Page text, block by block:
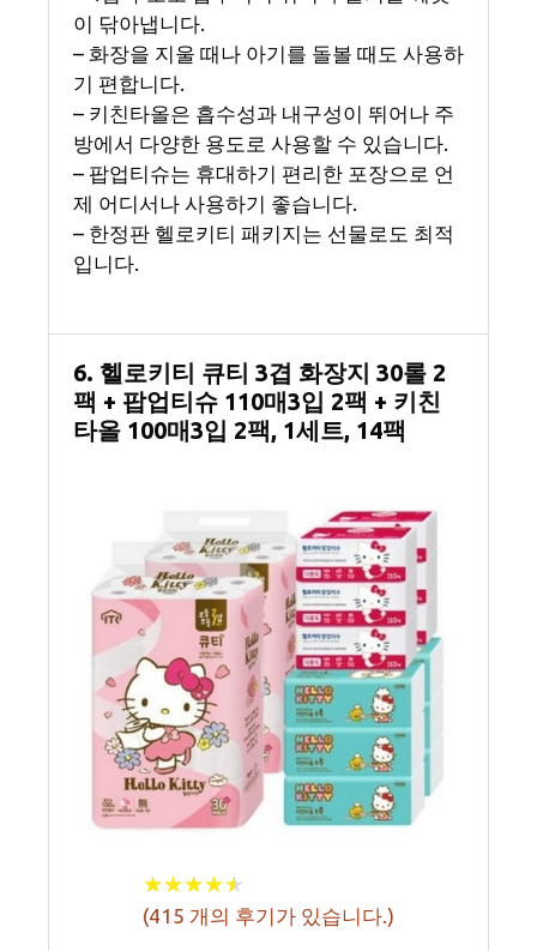
이 닦아냅니다.
– 화장을 지울 때나 아기를 돌볼 때도 사용하
기 편합니다.
– 키친타올은 흡수성과 내구성이 뛰어나 주
방에서 다양한 용도로 사용할 수 있습니다.
– 팝업티슈는 휴대하기 편리한 포장으로 언
제 어디서나 사용하기 좋습니다.
– 한정판 헬로키티 패키지는 선물로도 최적
입니다.
6. 헬로키티 큐티 3겹 화장지 30롤 2
팩 + 팝업티슈 110매3입 2팩 + 키친
타올 100매3입 2팩, 1세트, 14팩
★★★★★
★★★★★
(415 개의 후기가 있습니다.)